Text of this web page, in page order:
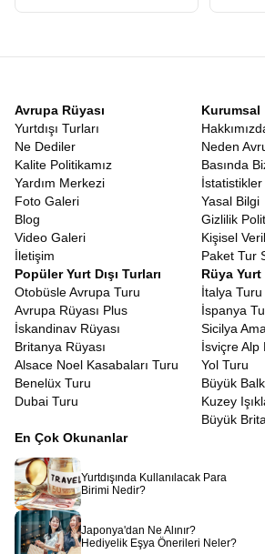
Avrupa Rüyası
Yurtdışı Turları
Ne Dediler
Kalite Politikamız
Yardım Merkezi
Foto Galeri
Blog
Video Galeri
İletişim
Kurumsal
Neden
Basında
İstatistikler
Yasal Bilgi
Gizlilik
Kişisel
Paket Tur
Popüler Yurt Dışı Turları
Otobüsle Avrupa Turu
Avrupa Rüyası Plus
İskandinav Rüyası
Britanya Rüyası
Alsace Noel Kasabaları Turu
Benelüx Turu
Dubai Turu
Rüya Yurt
İtalya Turu
İspanya
Sicilya
İsviçre Alp
Yol Turu
Büyük
Kuzey
Büyük
En Çok Okunanlar
Yurtdışında Kullanılacak Para
Birimi Nedir?
Japonya'dan Ne Alınır?
Hediyelik Eşya Önerileri Neler?